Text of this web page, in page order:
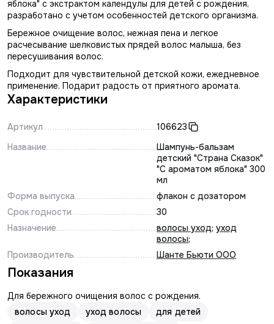
яблока" с экстрактом календулы для детей с рождения,
разработано с учетом особенностей детского организма.
Бережное очищение волос, нежная пена и легкое
расчесывание шелковистых прядей волос малыша, без
пересушивания волос.
Подходит для чувствительной детской кожи, ежедневное
применение. Подарит радость от приятного аромата.
Характеристики
Артикул
106623
Название
Шампунь-бальзам
детский "Страна Сказок"
"С ароматом яблока" 300
мл
Форма выпуска
флакон с дозатором
Срок годности
30
Назначение
волосы уход; уход
волосы;
Производитель
Шанте Бьюти ООО
Показания
Для бережного очищения волос с рождения.
волосы уход
уход волосы
для детей